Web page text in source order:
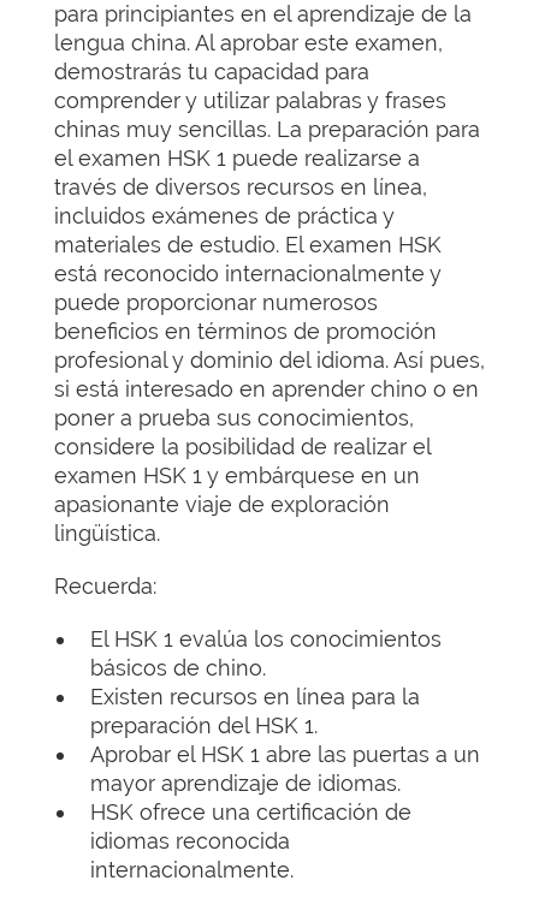
para principiantes en el aprendizaje de la
lengua china. Al aprobar este examen,
demostrarás tu capacidad para
comprender y utilizar palabras y frases
chinas muy sencillas. La preparación para
el examen HSK 1 puede realizarse a
través de diversos recursos en línea,
incluidos exámenes de práctica y
materiales de estudio. El examen HSK
está reconocido internacionalmente y
puede proporcionar numerosos
beneficios en términos de promoción
profesional y dominio del idioma. Así pues,
si está interesado en aprender chino o en
poner a prueba sus conocimientos,
considere la posibilidad de realizar el
examen HSK 1 y embárquese en un
apasionante viaje de exploración
lingüística.
Recuerda:
El HSK 1 evalúa los conocimientos
básicos de chino.
Existen recursos en línea para la
preparación del HSK 1.
Aprobar el HSK 1 abre las puertas a un
mayor aprendizaje de idiomas.
HSK ofrece una certificación de
idiomas reconocida
internacionalmente.